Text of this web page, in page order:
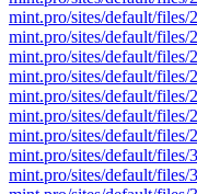
mint.pro/sites/default/files/
mint.pro/sites/default/files/
mint.pro/sites/default/files/
mint.pro/sites/default/files/
mint.pro/sites/default/files/
mint.pro/sites/default/files/
mint.pro/sites/default/files/
mint.pro/sites/default/files/
mint.pro/sites/default/files/